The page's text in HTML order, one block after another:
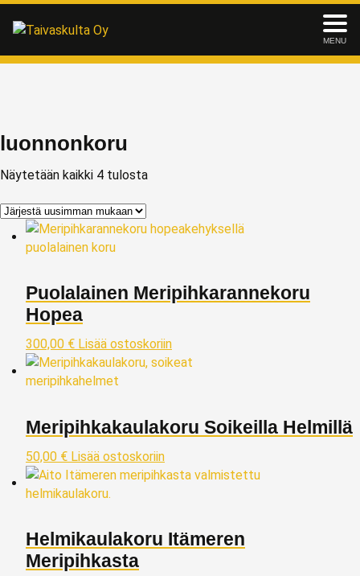
MENU
luonnonkoru
Näytetään kaikki 4 tulosta
Puolalainen Meripihkarannekoru
Hopea
300,00 € Lisää ostoskoriin
Meripihkakaulakoru Soikeilla Helmillä
50,00 € Lisää ostoskoriin
Helmikaulakoru Itämeren
Meripihkasta